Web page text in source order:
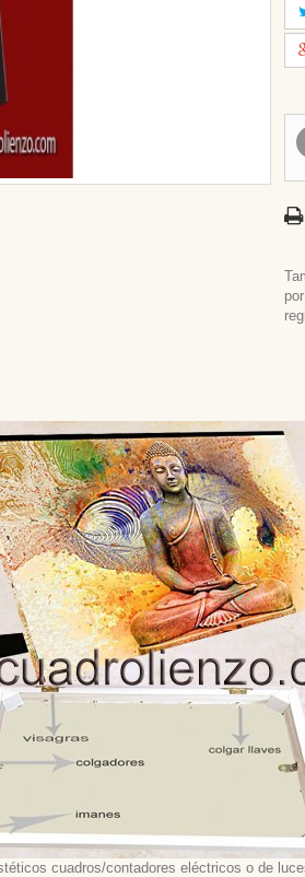
cuadros/contadores eléctricos o de